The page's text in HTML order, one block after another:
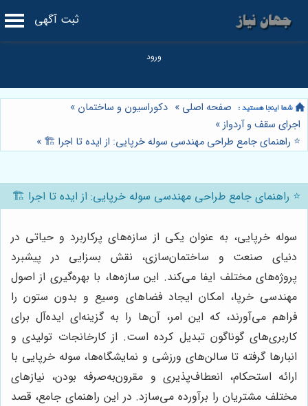
ثبت آگهی
صفحه اصلی » دکوراسیون و ساختمان »
اجرای سقف و آردواز»
⭐️ راهنمای جامع طراحی مهندسی سوله خرپایی: از ایده تا اجرا 🏗️ »
⭐️ راهنمای جامع طراحی مهندسی سوله خرپایی: از ایده تا اجرا 🏗️
سوله خرپایی، به عنوان یکی از سازه‌های پرکاربرد و حیاتی در
دنیای صنعت و ساختمان‌سازی، نقش بسزایی در پیشبرد
پروژه‌های مختلف ایفا می‌کند. این سازه‌ها، با بهره‌گیری از اصول
مهندسی خرپا، امکان ایجاد فضاهای وسیع و بدون ستون را
فراهم می‌آورند، که این امر، آن‌ها را به گزینه‌ای ایده‌آل برای
کاربری‌های گوناگون تبدیل کرده است. از کارخانجات تولیدی و
انبارها گرفته تا سالن‌های ورزشی و نمایشگاه‌ها، سوله خرپایی با
ارائه استحکام، انعطاف‌پذیری و مقرون‌به‌صرفه بودن، نیازهای
مختلف مشتریان را برآورده می‌سازد. در این راهنمای جامع، قصد